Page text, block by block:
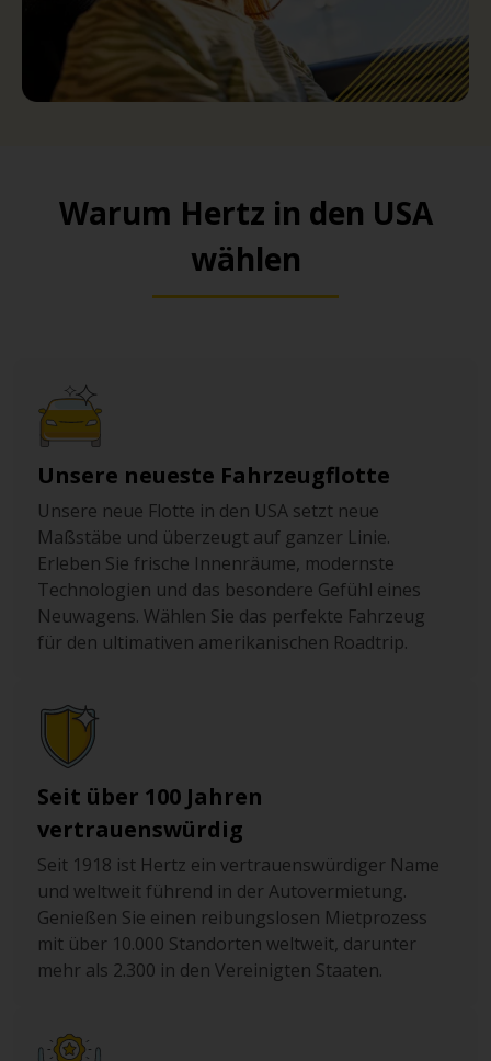
Warum Hertz in den USA
wählen
Unsere neueste Fahrzeugflotte
Unsere neue Flotte in den USA setzt neue
Maßstäbe und überzeugt auf ganzer Linie.
Erleben Sie frische Innenräume, modernste
Technologien und das besondere Gefühl eines
Neuwagens. Wählen Sie das perfekte Fahrzeug
für den ultimativen amerikanischen Roadtrip.
Seit über 100 Jahren
vertrauenswürdig
Seit 1918 ist Hertz ein vertrauenswürdiger Name
und weltweit führend in der Autovermietung.
Genießen Sie einen reibungslosen Mietprozess
mit über 10.000 Standorten weltweit, darunter
mehr als 2.300 in den Vereinigten Staaten.